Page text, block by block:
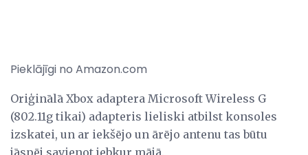
Pieklājīgi no Amazon.com
Oriģinālā Xbox adaptera Microsoft Wireless G
(802.11g tikai) adapteris lieliski atbilst konsoles
izskatei, un ar iekšējo un ārējo antenu tas būtu